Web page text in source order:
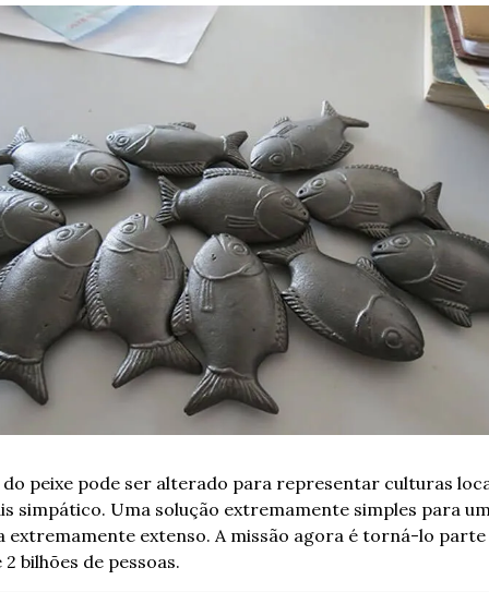
do peixe pode ser alterado para representar culturas
simpático. Uma solução extremamente simples para
extremamente extenso. A missão agora é torná-lo parte
bilhões de pessoas.